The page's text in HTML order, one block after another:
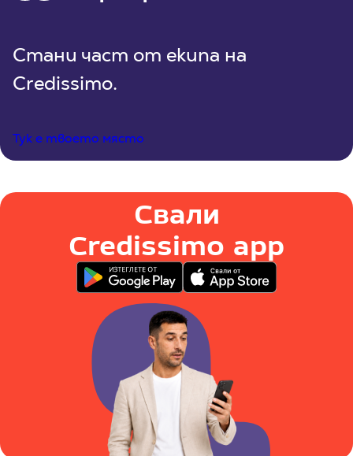
Стани част от екипа на
Credissimo.
Тук е твоето място
Свали
Credissimo app